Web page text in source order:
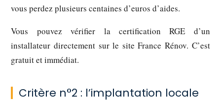
vous perdez plusieurs centaines d’euros d’aides.
Vous pouvez vérifier la certification RGE d’un
installateur directement sur le site France Rénov. C’est
gratuit et immédiat.
Critère n°2 : l’implantation locale